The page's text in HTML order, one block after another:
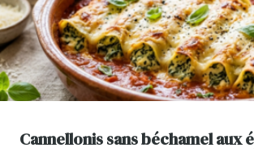
Cannellonis sans béchamel aux